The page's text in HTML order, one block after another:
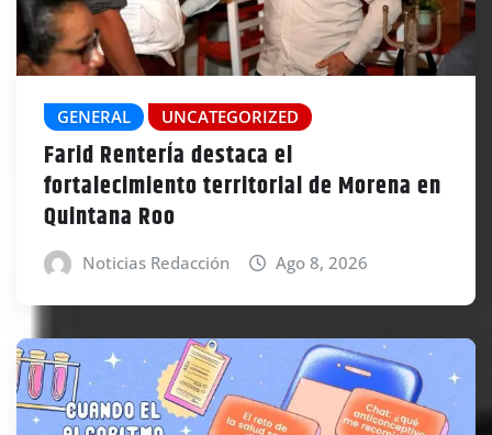
GENERAL UNCATEGORIZED
Farid RenterÍa destaca el
fortalecimiento territorial de Morena en
Quintana Roo
Noticias Redacción Ago 8, 2026